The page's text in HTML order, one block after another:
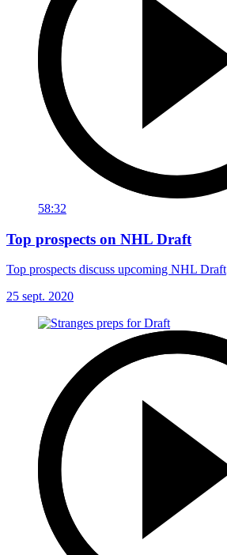
58:32
Top prospects on NHL Draft
Top prospects discuss upcoming NHL Draft
25 sept. 2020